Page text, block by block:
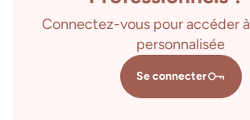
Connectez-vous pour accéder
personnalisée
Se connecter